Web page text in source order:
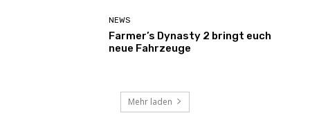
NEWS
Farmer’s Dynasty 2 bringt euch
neue Fahrzeuge
Mehr laden